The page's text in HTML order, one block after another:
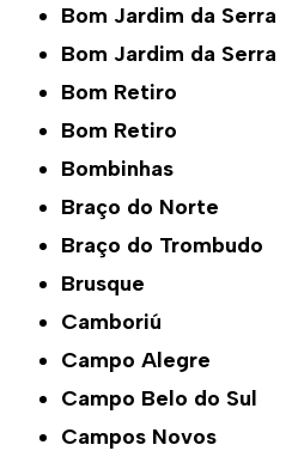
Bom Jardim da Serra
Bom Jardim da Serra
Bom Retiro
Bom Retiro
Bombinhas
Braço do Norte
Braço do Trombudo
Brusque
Camboriú
Campo Alegre
Campo Belo do Sul
Campos Novos